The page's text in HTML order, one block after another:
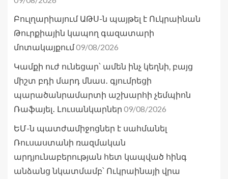
Բուլղարիայում ԱԹՍ-ն պայթել է Ուկրաինան
Թուրքիային կապող գազատարի
մոտակայքում09/08/2026
Կամքի ուժ ունեցար՝ ամեն ինչ կեղնի, բայց
միշտ բդի մարդ մնաս․ գյումրեցի
պարածանրամարտի աշխարհի չեմպիոն
Ռաֆայել․ Լուսանկարներ 09/08/2026
ԵՄ-ն պատժամիջոցներ է սահմանել
Ռուսաստանի ռազմական
արդյունաբերության հետ կապված հինգ
անձանց նկատմամբ՝ Ուկրաինայի վրա